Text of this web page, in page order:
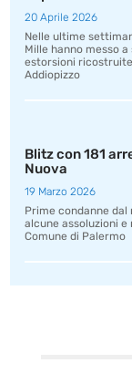
20 Aprile 2026
Nelle ultime
Mille hanno messo
estorsioni
Addiopizzo
Blitz con 181
Nuova
19 Marzo 2026
Prime condanne dal
alcune assoluzioni
Comune di Palermo